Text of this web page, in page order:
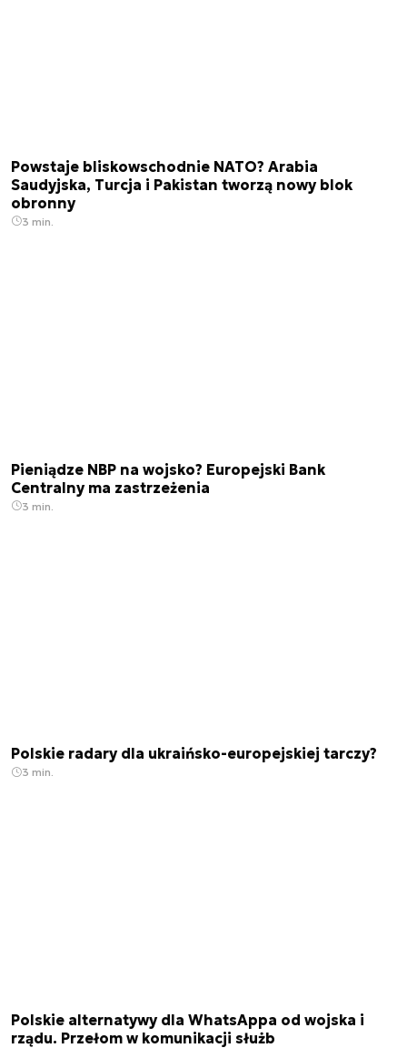
Powstaje bliskowschodnie NATO? Arabia
Saudyjska, Turcja i Pakistan tworzą nowy blok
obronny
3 min.
Pieniądze NBP na wojsko? Europejski Bank
Centralny ma zastrzeżenia
3 min.
Polskie radary dla ukraińsko-europejskiej tarczy?
3 min.
Polskie alternatywy dla WhatsAppa od wojska i
rządu. Przełom w komunikacji służb